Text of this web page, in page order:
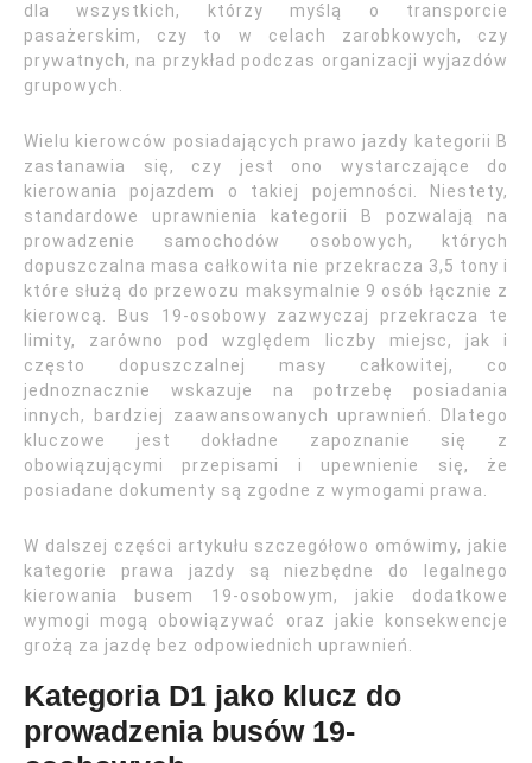
dla wszystkich, którzy myślą o transporcie
pasażerskim, czy to w celach zarobkowych, czy
prywatnych, na przykład podczas organizacji wyjazdów
grupowych.
Wielu kierowców posiadających prawo jazdy kategorii B
zastanawia się, czy jest ono wystarczające do
kierowania pojazdem o takiej pojemności. Niestety,
standardowe uprawnienia kategorii B pozwalają na
prowadzenie samochodów osobowych, których
dopuszczalna masa całkowita nie przekracza 3,5 tony i
które służą do przewozu maksymalnie 9 osób łącznie z
kierowcą. Bus 19-osobowy zazwyczaj przekracza te
limity, zarówno pod względem liczby miejsc, jak i
często dopuszczalnej masy całkowitej, co
jednoznacznie wskazuje na potrzebę posiadania
innych, bardziej zaawansowanych uprawnień. Dlatego
kluczowe jest dokładne zapoznanie się z
obowiązującymi przepisami i upewnienie się, że
posiadane dokumenty są zgodne z wymogami prawa.
W dalszej części artykułu szczegółowo omówimy, jakie
kategorie prawa jazdy są niezbędne do legalnego
kierowania busem 19-osobowym, jakie dodatkowe
wymogi mogą obowiązywać oraz jakie konsekwencje
grożą za jazdę bez odpowiednich uprawnień.
Kategoria D1 jako klucz do
prowadzenia busów 19-